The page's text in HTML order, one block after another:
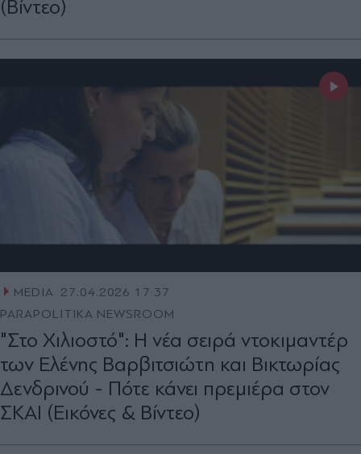
(Βίντεο)
MEDIA 27.04.2026 17:37
PARAPOLITIKA NEWSROOM
"Στο Χιλιοστό": Η νέα σειρά ντοκιμαντέρ
των Ελένης Βαρβιτσιώτη και Βικτωρίας
Δενδρινού - Πότε κάνει πρεμιέρα στον
ΣΚΑΙ (Εικόνες & Βίντεο)